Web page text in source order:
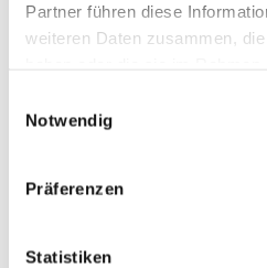
Partner führen diese
weiteren Daten zusammen,
Notwendig
Präferenzen
Statistiken